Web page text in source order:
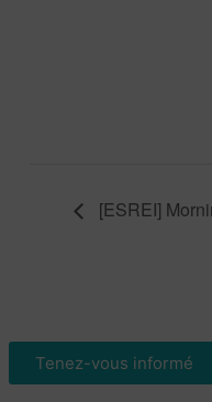
[ESREI]
Tenez-vous informé